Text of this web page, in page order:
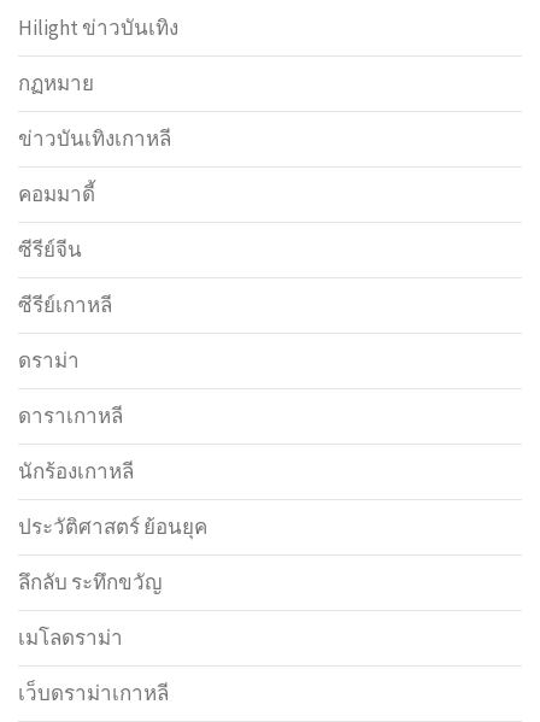
Hilight ข่าวบันเทิง
กฏหมาย
ข่าวบันเทิงเกาหลี
คอมมาดี้
ซีรีย์จีน
ซีรีย์เกาหลี
ดราม่า
ดาราเกาหลี
นักร้องเกาหลี
ประวัติศาสตร์ ย้อนยุค
ลึกลับ ระทึกขวัญ
เมโลดราม่า
เว็บดราม่าเกาหลี